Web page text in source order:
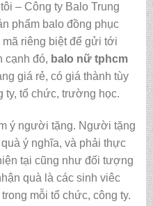
– Công ty Balo Trung
phẩm balo đồng phục
riêng biệt để gửi tới
cạnh đó, balo nữ tphcm
giá rẻ, có giá thành tùy
ty, tổ chức, trường học.
ý người tặng. Người tặng
ý nghĩa, và phải thực
tại cũng như đối tượng
quà là các sinh viêc
mỗi tổ chức, công ty.